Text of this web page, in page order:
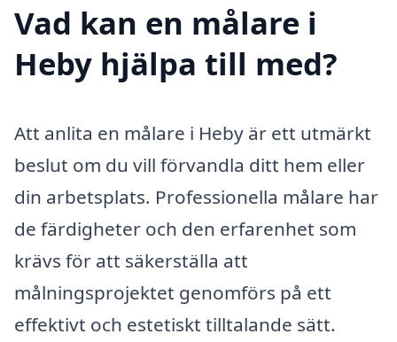
Vad kan en målare i
Heby hjälpa till med?
Att anlita en målare i Heby är ett utmärkt
beslut om du vill förvandla ditt hem eller
din arbetsplats. Professionella målare har
de färdigheter och den erfarenhet som
krävs för att säkerställa att
målningsprojektet genomförs på ett
effektivt och estetiskt tilltalande sätt.